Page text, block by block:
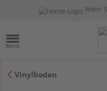
Mein
Vinylboden